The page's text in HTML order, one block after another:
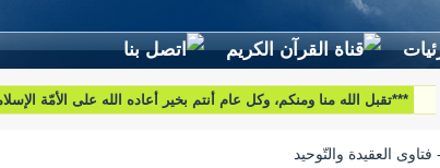
***تقبل الله منا ومنكم، وكل عام أنتم بخير أعاده الله على الأمّة